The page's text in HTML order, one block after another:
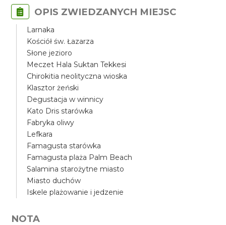
OPIS ZWIEDZANYCH MIEJSC
Larnaka
Kościół św. Łazarza
Słone jezioro
Meczet Hala Suktan Tekkesi
Chirokitia neolityczna wioska
Klasztor żeński
Degustacja w winnicy
Kato Dris starówka
Fabryka oliwy
Lefkara
Famagusta starówka
Famagusta plaża Palm Beach
Salamina starożytne miasto
Miasto duchów
Iskele plażowanie i jedzenie
NOTA